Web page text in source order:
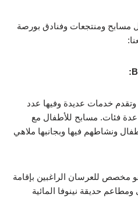
مسابح ومنتجعات وفنادق بورصة
خدمات عديدة وفيها عدد
فئات. مسابح للأطفال مع
ونشاطهم فيها وبجانبها ملاهي
للعرسان الراغبين بإقامة
حديقة نينوفا المائية